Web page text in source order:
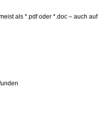
als *.pdf oder *.doc – auch auf